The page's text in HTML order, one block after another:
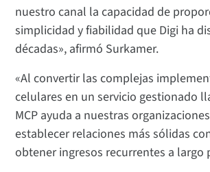
nuestro canal la capacidad de
simplicidad y fiabilidad que Digi ha
décadas», afirmó Surkamer.
«Al convertir las complejas
celulares en un servicio gestionado
MCP ayuda a nuestras
establecer relaciones más sólidas
obtener ingresos recurrentes a largo